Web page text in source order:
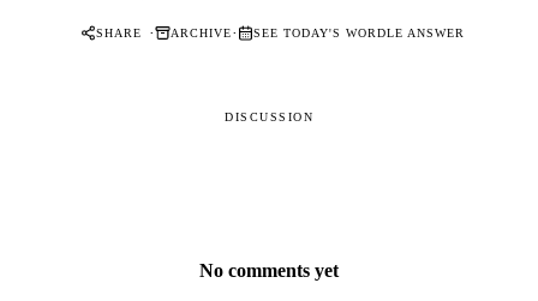
SHARE · ARCHIVE· SEE TODAY'S WORDLE ANSWER
DISCUSSION
No comments yet